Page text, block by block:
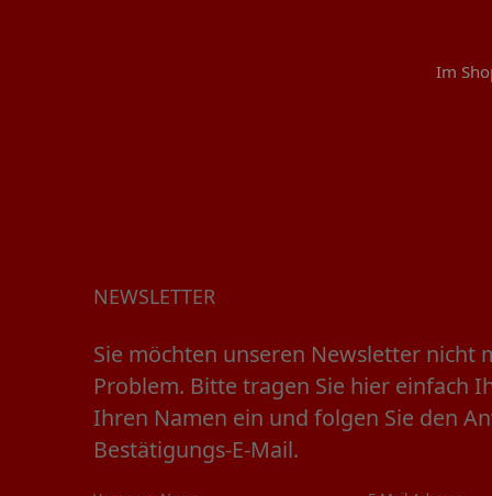
Im
NEWSLETTER
Sie möchten unseren Newsletter nicht
Problem. Bitte tragen Sie hier einfach
Ihren Namen ein und folgen Sie den
Bestätigungs-E-Mail.